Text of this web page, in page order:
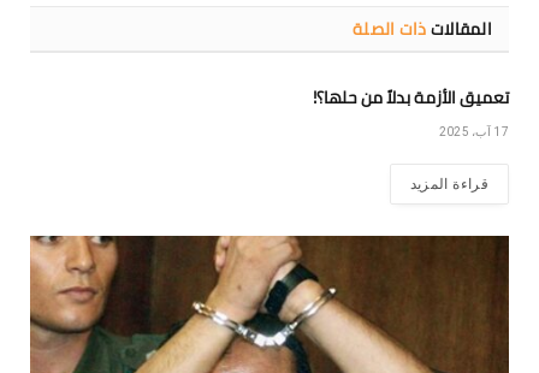
المقالاتذات الصلة
تعميق الأزمة بدلاً من حلها؟!
17 آب، 2025
قراءة المزيد